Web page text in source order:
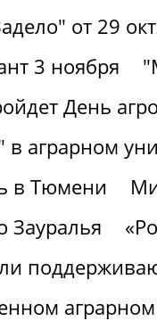
от 29
3 ноября
День
аграрном
в Тюмени
Зауралья